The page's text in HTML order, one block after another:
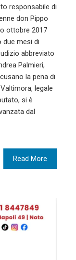
responsabile di
don Pippo
ottobre 2017
mesi di
abbreviato
Palmieri,
la pena di
legale
si è
dal
Read More